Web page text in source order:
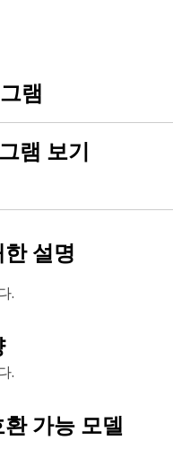
램
램 보기
설명
.
.
환 가능 모델